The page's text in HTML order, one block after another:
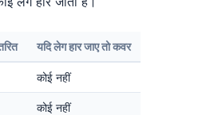
यदि लेग हार जाए तो कवर
कोई नहीं
कोई नहीं